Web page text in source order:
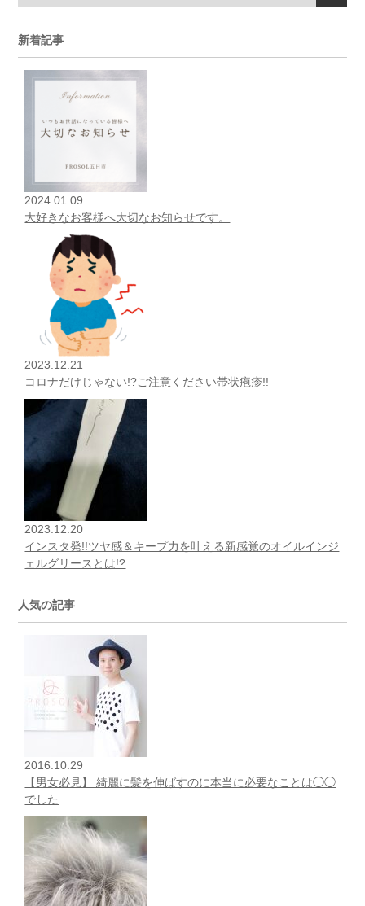
新着記事
2024.01.09
大好きなお客様へ大切なお知らせです。
2023.12.21
コロナだけじゃない!?ご注意ください帯状疱疹!!
2023.12.20
インスタ発!!ツヤ感＆キープ力を叶える新感覚のオイルインジ
ェルグリースとは!?
人気の記事
2016.10.29
【男女必見】 綺麗に髪を伸ばすのに本当に必要なことは◯◯
でした